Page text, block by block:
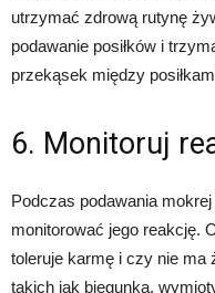
utrzymać zdrową rutynę
podawanie posiłków i
przekąsek między
6. Monitoruj
Podczas podawania
monitorować jego reakcję.
toleruje karmę i czy nie ma
takich jak biegunka,